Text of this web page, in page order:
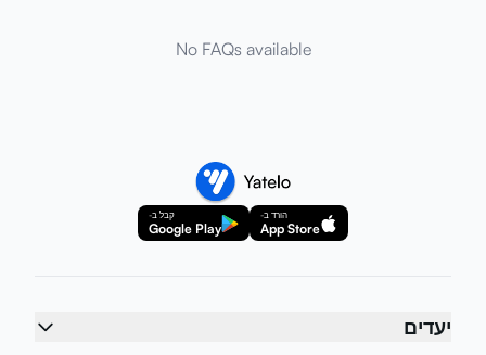
No FAQs available
הורד ב-
App Store
קבל ב-
Google Play
יעדים